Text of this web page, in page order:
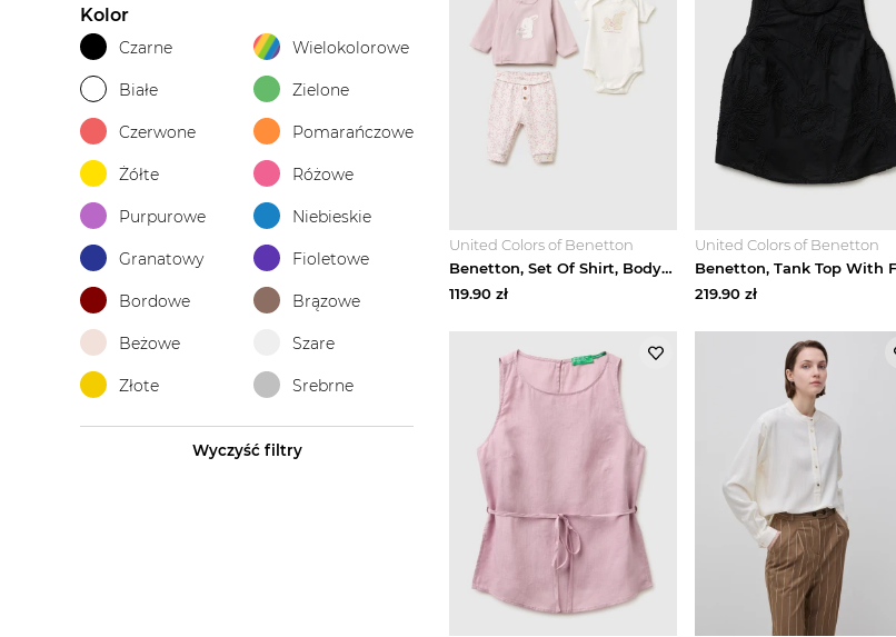
Kolor
Czarne Wielokolorowe
Białe Zielone
Czerwone Pomarańczowe
Żółte Różowe
Purpurowe Niebieskie
Granatowy Fioletowe
Bordowe Brązowe
Beżowe Szare
Złote Srebrne
Wyczyść filtry
United Colors of Benetton
Benetton, Set Of Shirt, Bodysuit And Trousers, Soft Pink, Kids United Colors Of Benetton
119.90 zł
United Colors of Benetton
219.90 zł